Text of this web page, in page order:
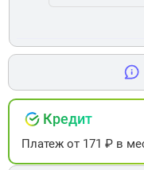
Кредит
Платежот 171 ₽ в